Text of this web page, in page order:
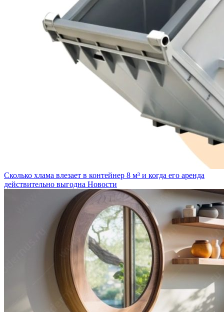
Сколько хлама влезает в контейнер 8 м³ и когда его аренда
действительно выгодна Новости